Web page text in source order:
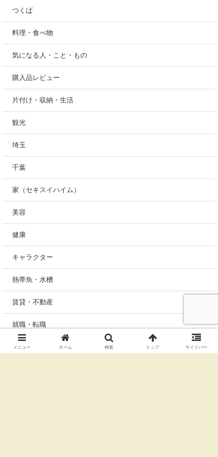
つくば
料理・食べ物
気になる人・こと・もの
購入品レビュー
片付け・収納・生活
観光
埼玉
千葉
家（セキスイハイム）
美容
健康
キャラクター
熱帯魚・水槽
賃貸・不動産
就職・転職
未分類
メニュー ホーム 検索 トップ サイドバー